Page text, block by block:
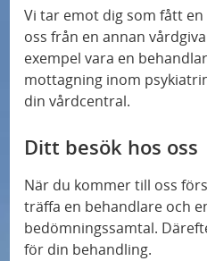
L
ä
n
k
Vi tar emot dig som fått
oss från en annan
exempel vara en
mottagning inom
din vårdcentral.
Ditt besök hos oss
När du kommer till oss
träffa en behandlare och
bedömningssamtal.
för din behandling.